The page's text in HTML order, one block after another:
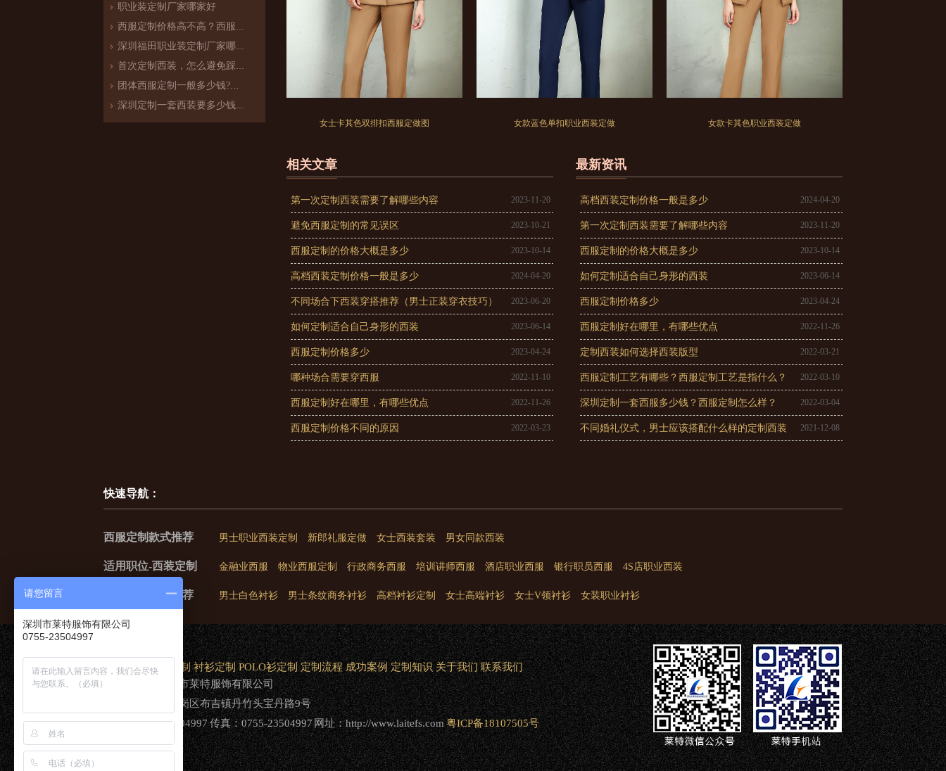
职业装定制厂家哪家好
西服定制价格高不高？西服定制哪家好？
深圳福田职业装定制厂家哪家好
首次定制西装，怎么避免踩雷？
团体西服定制一般多少钱?团体定制西服价格
深圳定制一套西装要多少钱？西服定制怎么样？
女士卡其色双排扣西服定做图 女款蓝色单扣职业西装定做 女款卡其色职业西装定做
相关文章
2023-11-20
第一次定制西装需要了解哪些内容
2023-10-21
避免西服定制的常见误区
2023-10-14
西服定制的价格大概是多少
2024-04-20
高档西装定制价格一般是多少
2023-06-20
不同场合下西装穿搭推荐（男士正装穿衣技巧）
2023-06-14
如何定制适合自己身形的西装
2023-04-24
西服定制价格多少
2022-11-10
哪种场合需要穿西服
2022-11-26
西服定制好在哪里，有哪些优点
2022-03-23
西服定制价格不同的原因
最新资讯
2024-04-20
高档西装定制价格一般是多少
2023-11-20
第一次定制西装需要了解哪些内容
2023-10-14
西服定制的价格大概是多少
2023-06-14
如何定制适合自己身形的西装
2023-04-24
西服定制价格多少
2022-11-26
西服定制好在哪里，有哪些优点
2022-03-21
定制西装如何选择西装版型
2022-03-10
西服定制工艺有哪些？西服定制工艺是指什么？
2022-03-04
深圳定制一套西服多少钱？西服定制怎么样？
2021-12-08
不同婚礼仪式，男士应该搭配什么样的定制西装
快速导航：
西服定制款式推荐 男士职业西装定制 新郎礼服定做 女士西装套装 男女同款西装
适用职位-西装定制 金融业西服 物业西服定制 行政商务西服 培训讲师西服 酒店职业西服 银行职员西服 4S店职业西装
衬衫定制款式推荐 男士白色衬衫 男士条纹商务衬衫 高档衬衫定制 女士高端衬衫 女士V领衬衫 女装职业衬衫
网站首页 西服定制 衬衫定制 POLO衫定制 定制流程 成功案例 定制知识 关于我们 联系我们
版权所有：深圳市莱特服饰有限公司
地址：深圳市龙岗区布吉镇丹竹头宝丹路9号
电话：0755-23504997 传真：0755-23504997 网址：http://www.laitefs.com粤ICP备18107505号
请您留言
深圳市莱特服饰有限公司
0755-23504997